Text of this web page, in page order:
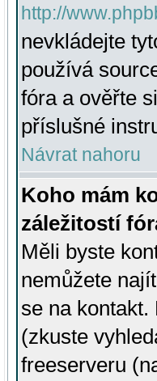
http://
nevkládejte
používá
fóra a ověřte
příslušné
Návrat nahoru
Koho mám
záležitostí
Měli byste
nemůžete
se na kontakt.
(zkuste
freeserveru